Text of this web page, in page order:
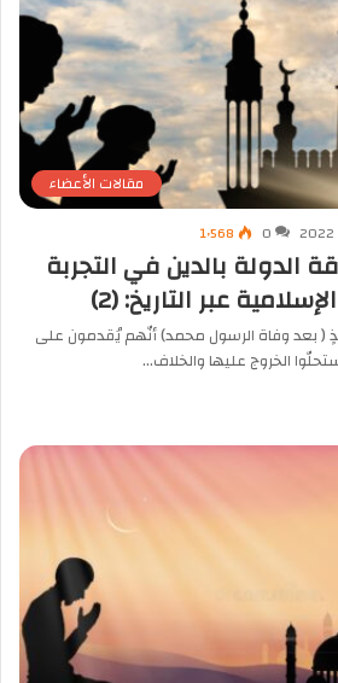
مقالات الأعضاء
0 1٬568
(16): علاقة الدولة بالدين في التجربة
عبر التاريخ: (2)
( بعد وفاة الرسول محمد) أنّهم يُقدمون على
الخروج عليها والخلاف…